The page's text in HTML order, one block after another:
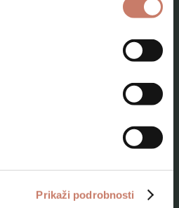
Prikaži podrobnosti